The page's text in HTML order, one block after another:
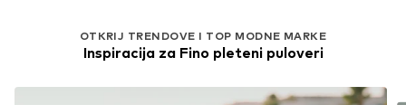
OTKRIJ TRENDOVE I TOP MODNE MARKE
Inspiracija za Fino pleteni puloveri